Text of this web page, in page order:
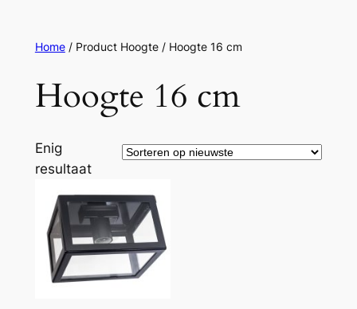
Home/ Product Hoogte / Hoogte 16 cm
Hoogte 16 cm
Enig
resultaat